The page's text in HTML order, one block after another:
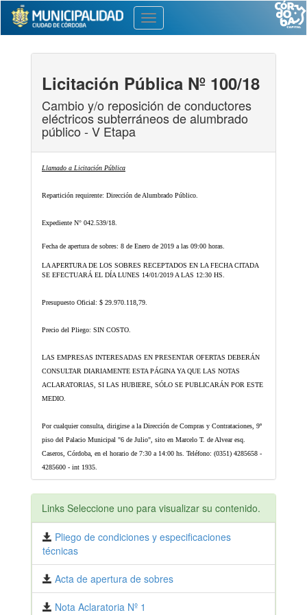
Toggle
navigation
Licitación Pública Nº 100/18
Cambio y/o reposición de conductores
eléctricos subterráneos de alumbrado
público - V Etapa
Llamado a Licitación Pública
Repartición requirente: Dirección de Alumbrado Público.
Expediente N° 042.539/18.
Fecha de apertura de sobres: 8 de Enero de 2019 a las 09:00 horas.
LA APERTURA DE LOS SOBRES RECEPTADOS EN LA FECHA CITADA
SE EFECTUARÁ EL DÍA LUNES 14/01/2019 A LAS 12:30 HS.
Presupuesto Oficial: $ 29.970.118,79.
Precio del Pliego: SIN COSTO.
LAS EMPRESAS INTERESADAS EN PRESENTAR OFERTAS DEBERÁN
CONSULTAR DIARIAMENTE ESTA PÁGINA YA QUE LAS NOTAS
ACLARATORIAS, SI LAS HUBIERE, SÓLO SE PUBLICARÁN POR ESTE
MEDIO.
Por cualquier consulta, dirigirse a la Dirección de Compras y Contrataciones, 9º
piso del Palacio Municipal "6 de Julio", sito en Marcelo T. de Alvear esq.
Caseros, Córdoba, en el horario de 7:30 a 14:00 hs. Teléfono: (0351) 4285658 -
4285600 - int 1935.
Links Seleccione uno para visualizar su contenido.
Pliego de condiciones y especificaciones
técnicas
Acta de apertura de sobres
Nota Aclaratoria Nº 1